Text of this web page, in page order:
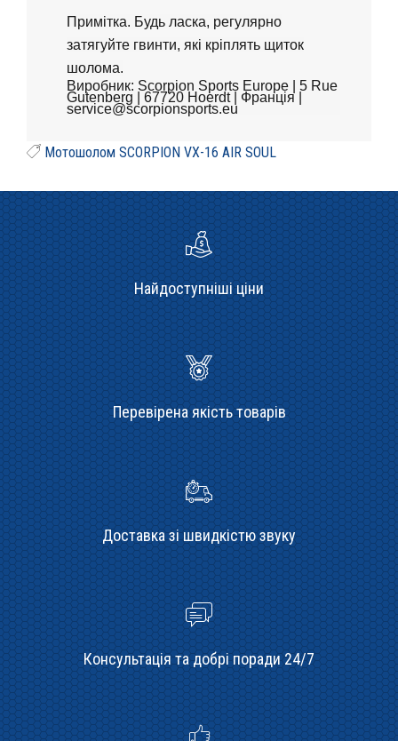
Примітка. Будь ласка, регулярно
затягуйте гвинти, які кріплять щиток
шолома.
Виробник: Scorpion Sports Europe | 5 Rue
Gutenberg | 67720 Hoerdt | Франція |
service@scorpionsports.eu
Мотошолом SCORPION VX-16 AIR SOUL
Найдоступніші ціни
Перевірена якість товарів
Доставка зі швидкістю звуку
Консультація та добрі поради 24/7